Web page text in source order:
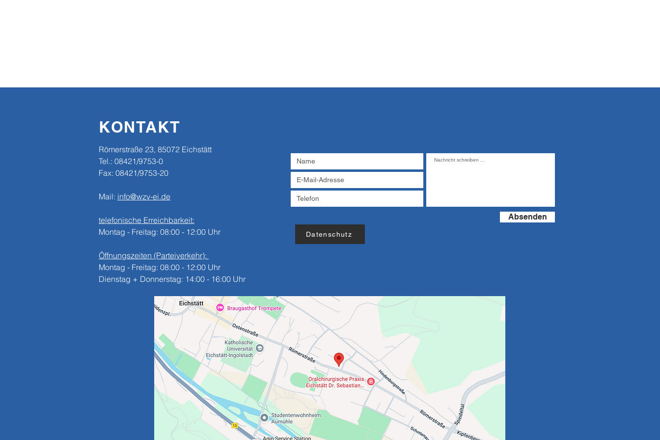
KONTAKT
​​Römerstraße 23, 85072 Eichstätt
Tel.: 08421/9753-0
Fax: 08421/9753-20
Mail: info@wzv-ei.de
telefonische Erreichbarkeit:
Montag - Freitag: 08:00 - 12:00 Uhr
Öffnungszeiten (Parteiverkehr):
Montag - Freitag: 08:00 - 12:00 Uhr
Dienstag + Donnerstag: 14:00 - 16:00 Uhr
Absenden
Datenschutz